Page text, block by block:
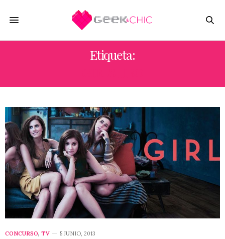
Etiqueta:
CONCURSO, TV 5 JUNIO, 2013